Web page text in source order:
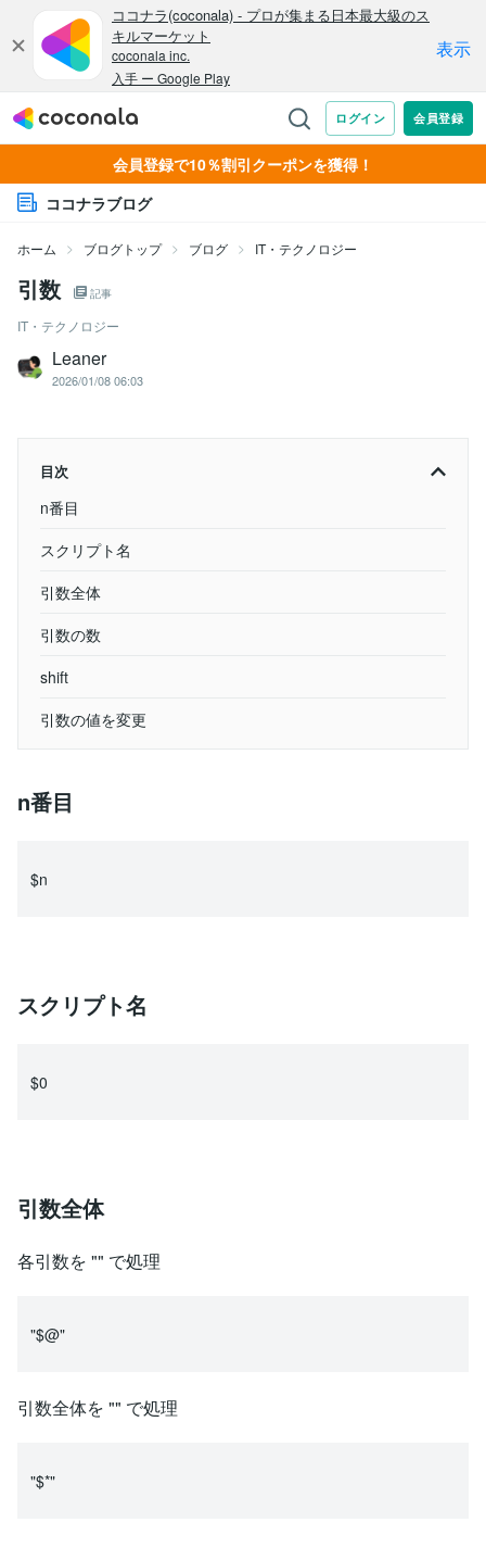
会員登録で10％割引クーポンを獲得！
ココナラブログ
ホーム ブログトップ ブログ IT・テクノロジー
引数 記事
IT・テクノロジー
Leaner
2026/01/08 06:03
目次
n番目
スクリプト名
引数全体
引数の数
shift
引数の値を変更
n番目
$n
スクリプト名
$0
引数全体
各引数を "" で処理
"$@"
引数全体を "" で処理
"$*"